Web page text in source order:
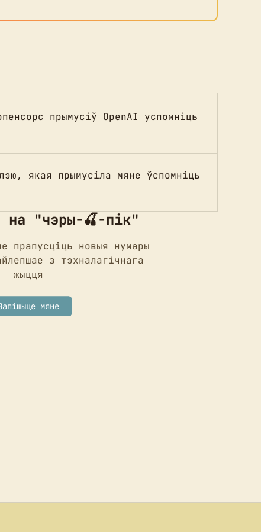
прымусіў OpenAI успомніць
якая прымусіла мяне ўспомніць
на "чэры-🍒-пік"
прапусціць новыя нумары
з тэхналагічнага
жыцця
мяне